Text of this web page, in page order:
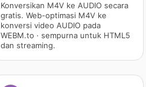
Konversikan M4V ke AUDIO secara
gratis. Web-optimasi M4V ke
konversi video AUDIO pada
WEBM.to · sempurna untuk HTML5
dan streaming.